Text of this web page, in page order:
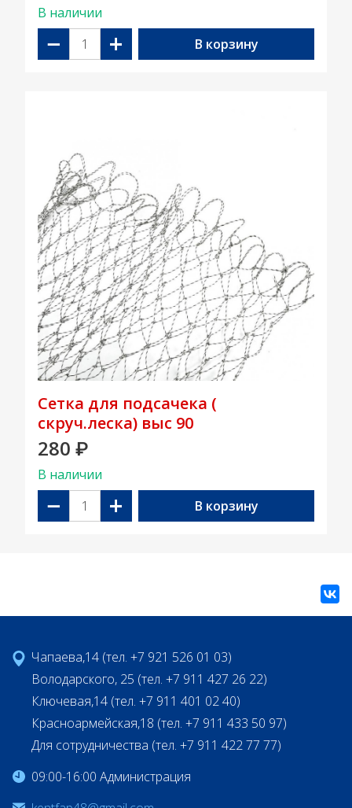
В наличии
− + В корзину
Сетка для подсачека (
скруч.леска) выс 90
280 ₽
В наличии
− + В корзину
Чапаева,14 (тел. +7 921 526 01 03)
Володарского, 25 (тел. +7 911 427 26 22)
Ключевая,14 (тел. +7 911 401 02 40)
Красноармейская,18 (тел. +7 911 433 50 97)
Для сотрудничества (тел. +7 911 422 77 77)
09:00-16:00 Администрация